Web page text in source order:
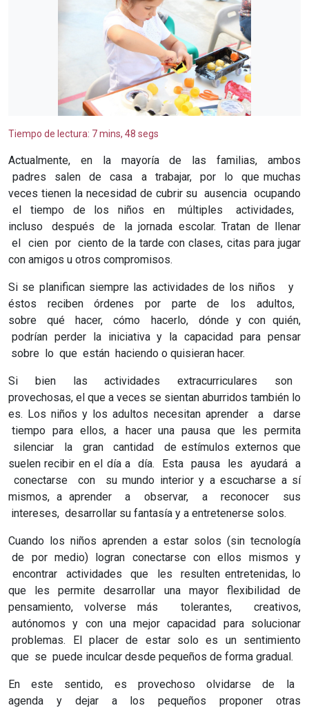
Tiempo de lectura: 7 mins, 48 segs
Actualmente, en la mayoría de las familias, ambos
padres salen de casa a trabajar, por lo que muchas
veces tienen la necesidad de cubrir su ausencia ocupando
el tiempo de los niños en múltiples actividades,
incluso después de la jornada escolar. Tratan de llenar
el cien por ciento de la tarde con clases, citas para jugar
con amigos u otros compromisos.
Si se planifican siempre las actividades de los niños y
éstos reciben órdenes por parte de los adultos,
sobre qué hacer, cómo hacerlo, dónde y con quién,
podrían perder la iniciativa y la capacidad para pensar
sobre lo que están haciendo o quisieran hacer.
Si bien las actividades extracurriculares son
provechosas, el que a veces se sientan aburridos también lo
es. Los niños y los adultos necesitan aprender a darse
tiempo para ellos, a hacer una pausa que les permita
silenciar la gran cantidad de estímulos externos que
suelen recibir en el día a día. Esta pausa les ayudará a
conectarse con su mundo interior y a escucharse a sí
mismos, a aprender a observar, a reconocer sus
intereses, desarrollar su fantasía y a entretenerse solos.
Cuando los niños aprenden a estar solos (sin tecnología
de por medio) logran conectarse con ellos mismos y
encontrar actividades que les resulten entretenidas, lo
que les permite desarrollar una mayor flexibilidad de
pensamiento, volverse más tolerantes, creativos,
autónomos y con una mejor capacidad para solucionar
problemas. El placer de estar solo es un sentimiento
que se puede inculcar desde pequeños de forma gradual.
En este sentido, es provechoso olvidarse de la
agenda y dejar a los pequeños proponer otras